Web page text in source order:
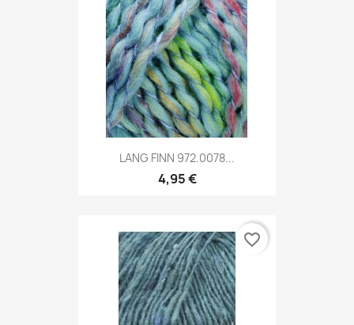
LANG FINN 972.0078...
4,95 €
favorite_border